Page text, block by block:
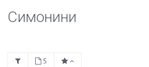
Симонини
5